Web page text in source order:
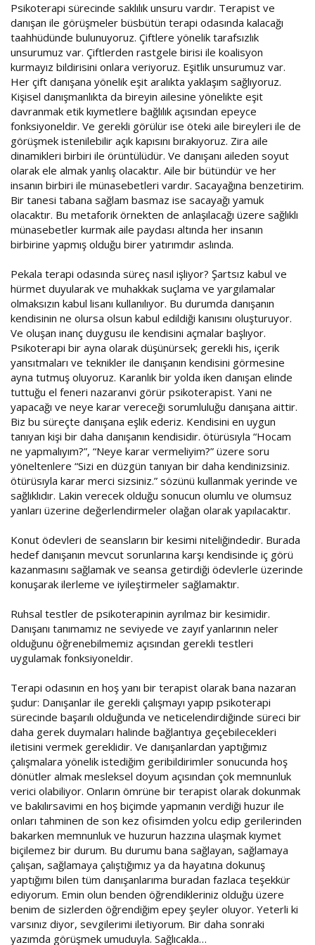
Psikoterapi sürecinde saklılık unsuru vardır. Terapist ve
danışan ile görüşmeler büsbütün terapi odasında kalacağı
taahhüdünde bulunuyoruz. Çiftlere yönelik tarafsızlık
unsurumuz var. Çiftlerden rastgele birisi ile koalisyon
kurmayız bildirisini onlara veriyoruz. Eşitlik unsurumuz var.
Her çift danışana yönelik eşit aralıkta yaklaşım sağlıyoruz.
Kişisel danışmanlıkta da bireyin ailesine yönelikte eşit
davranmak etik kıymetlere bağlılık açısından epeyce
fonksiyoneldir. Ve gerekli görülür ise öteki aile bireyleri ile de
görüşmek istenilebilir açık kapısını bırakıyoruz. Zira aile
dinamikleri birbiri ile örüntülüdür. Ve danışanı aileden soyut
olarak ele almak yanlış olacaktır. Aile bir bütündür ve her
insanın birbiri ile münasebetleri vardır. Sacayağına benzetirim.
Bir tanesi tabana sağlam basmaz ise sacayağı yamuk
olacaktır. Bu metaforik örnekten de anlaşılacağı üzere sağlıklı
münasebetler kurmak aile paydası altında her insanın
birbirine yapmış olduğu birer yatırımdır aslında.
Pekala terapi odasında süreç nasıl işliyor? Şartsız kabul ve
hürmet duyularak ve muhakkak suçlama ve yargılamalar
olmaksızın kabul lisanı kullanılıyor. Bu durumda danışanın
kendisinin ne olursa olsun kabul edildiği kanısını oluşturuyor.
Ve oluşan inanç duygusu ile kendisini açmalar başlıyor.
Psikoterapi bir ayna olarak düşünürsek; gerekli his, içerik
yansıtmaları ve teknikler ile danışanın kendisini görmesine
ayna tutmuş oluyoruz. Karanlık bir yolda iken danışan elinde
tuttuğu el feneri nazaranvi görür psikoterapist. Yani ne
yapacağı ve neye karar vereceği sorumluluğu danışana aittir.
Biz bu süreçte danışana eşlik ederiz. Kendisini en uygun
tanıyan kişi bir daha danışanın kendisidir. ötürüsıyla “Hocam
ne yapmalıyım?”, “Neye karar vermeliyim?” üzere soru
yöneltenlere “Sizi en düzgün tanıyan bir daha kendinizsiniz.
ötürüsıyla karar merci sizsiniz.” sözünü kullanmak yerinde ve
sağlıklıdır. Lakin verecek olduğu sonucun olumlu ve olumsuz
yanları üzerine değerlendirmeler olağan olarak yapılacaktır.
Konut ödevleri de seansların bir kesimi niteliğindedir. Burada
hedef danışanın mevcut sorunlarına karşı kendisinde iç görü
kazanmasını sağlamak ve seansa getirdiği ödevlerle üzerinde
konuşarak ilerleme ve iyileştirmeler sağlamaktır.
Ruhsal testler de psikoterapinin ayrılmaz bir kesimidir.
Danışanı tanımamız ne seviyede ve zayıf yanlarının neler
olduğunu öğrenebilmemiz açısından gerekli testleri
uygulamak fonksiyoneldir.
Terapi odasının en hoş yanı bir terapist olarak bana nazaran
şudur: Danışanlar ile gerekli çalışmayı yapıp psikoterapi
sürecinde başarılı olduğunda ve neticelendirdiğinde süreci bir
daha gerek duymaları halinde bağlantıya geçebilecekleri
iletisini vermek gereklidir. Ve danışanlardan yaptığımız
çalışmalara yönelik istediğim geribildirimler sonucunda hoş
dönütler almak mesleksel doyum açısından çok memnunluk
verici olabiliyor. Onların ömrüne bir terapist olarak dokunmak
ve bakılırsavimi en hoş biçimde yapmanın verdiği huzur ile
onları tahminen de son kez ofisimden yolcu edip gerilerinden
bakarken memnunluk ve huzurun hazzına ulaşmak kıymet
biçilemez bir durum. Bu durumu bana sağlayan, sağlamaya
çalışan, sağlamaya çalıştığımız ya da hayatına dokunuş
yaptığımı bilen tüm danışanlarıma buradan fazlaca teşekkür
ediyorum. Emin olun benden öğrendikleriniz olduğu üzere
benim de sizlerden öğrendiğim epey şeyler oluyor. Yeterli ki
varsınız diyor, sevgilerimi iletiyorum. Bir daha sonraki
yazımda görüşmek umuduyla. Sağlıcakla…